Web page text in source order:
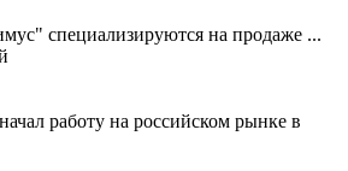
специализируются на продаже ...
работу на российском рынке в